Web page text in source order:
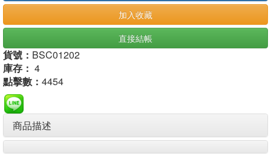
加入收藏
直接結帳
貨號： BSC01202
庫存： 4
點擊數： 4454
商品描述